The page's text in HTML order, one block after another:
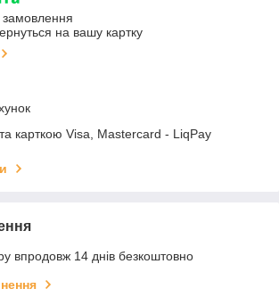
на вашу картку
карткою Visa, Mastercard - LiqPay
впродовж 14 днів безкоштовно